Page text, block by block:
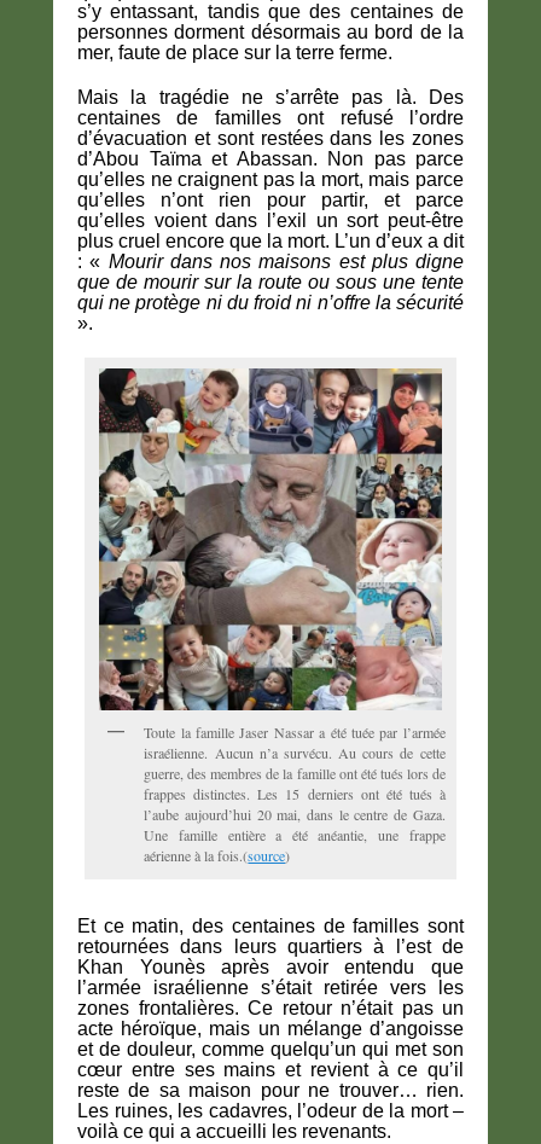
s’y entassant, tandis que des centaines de
personnes dorment désormais au bord de la
mer, faute de place sur la terre ferme.
Mais la tragédie ne s’arrête pas là. Des
centaines de familles ont refusé l’ordre
d’évacuation et sont restées dans les zones
d’Abou Taïma et Abassan. Non pas parce
qu’elles ne craignent pas la mort, mais parce
qu’elles n’ont rien pour partir, et parce
qu’elles voient dans l’exil un sort peut-être
plus cruel encore que la mort. L’un d’eux a dit
: « Mourir dans nos maisons est plus digne
que de mourir sur la route ou sous une tente
qui ne protège ni du froid ni n’offre la sécurité
».
Toute la famille Jaser Nassar a été tuée par l’armée
israélienne. Aucun n’a survécu. Au cours de cette
guerre, des membres de la famille ont été tués lors de
frappes distinctes. Les 15 derniers ont été tués à
l’aube aujourd’hui 20 mai, dans le centre de Gaza.
Une famille entière a été anéantie, une frappe
aérienne à la fois.(source)
Et ce matin, des centaines de familles sont
retournées dans leurs quartiers à l’est de
Khan Younès après avoir entendu que
l’armée israélienne s’était retirée vers les
zones frontalières. Ce retour n’était pas un
acte héroïque, mais un mélange d’angoisse
et de douleur, comme quelqu’un qui met son
cœur entre ses mains et revient à ce qu’il
reste de sa maison pour ne trouver… rien.
Les ruines, les cadavres, l’odeur de la mort –
voilà ce qui a accueilli les revenants.